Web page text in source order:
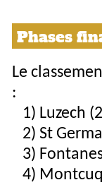
Phases
Le
:
1) Luzech
2) St
3)
4)